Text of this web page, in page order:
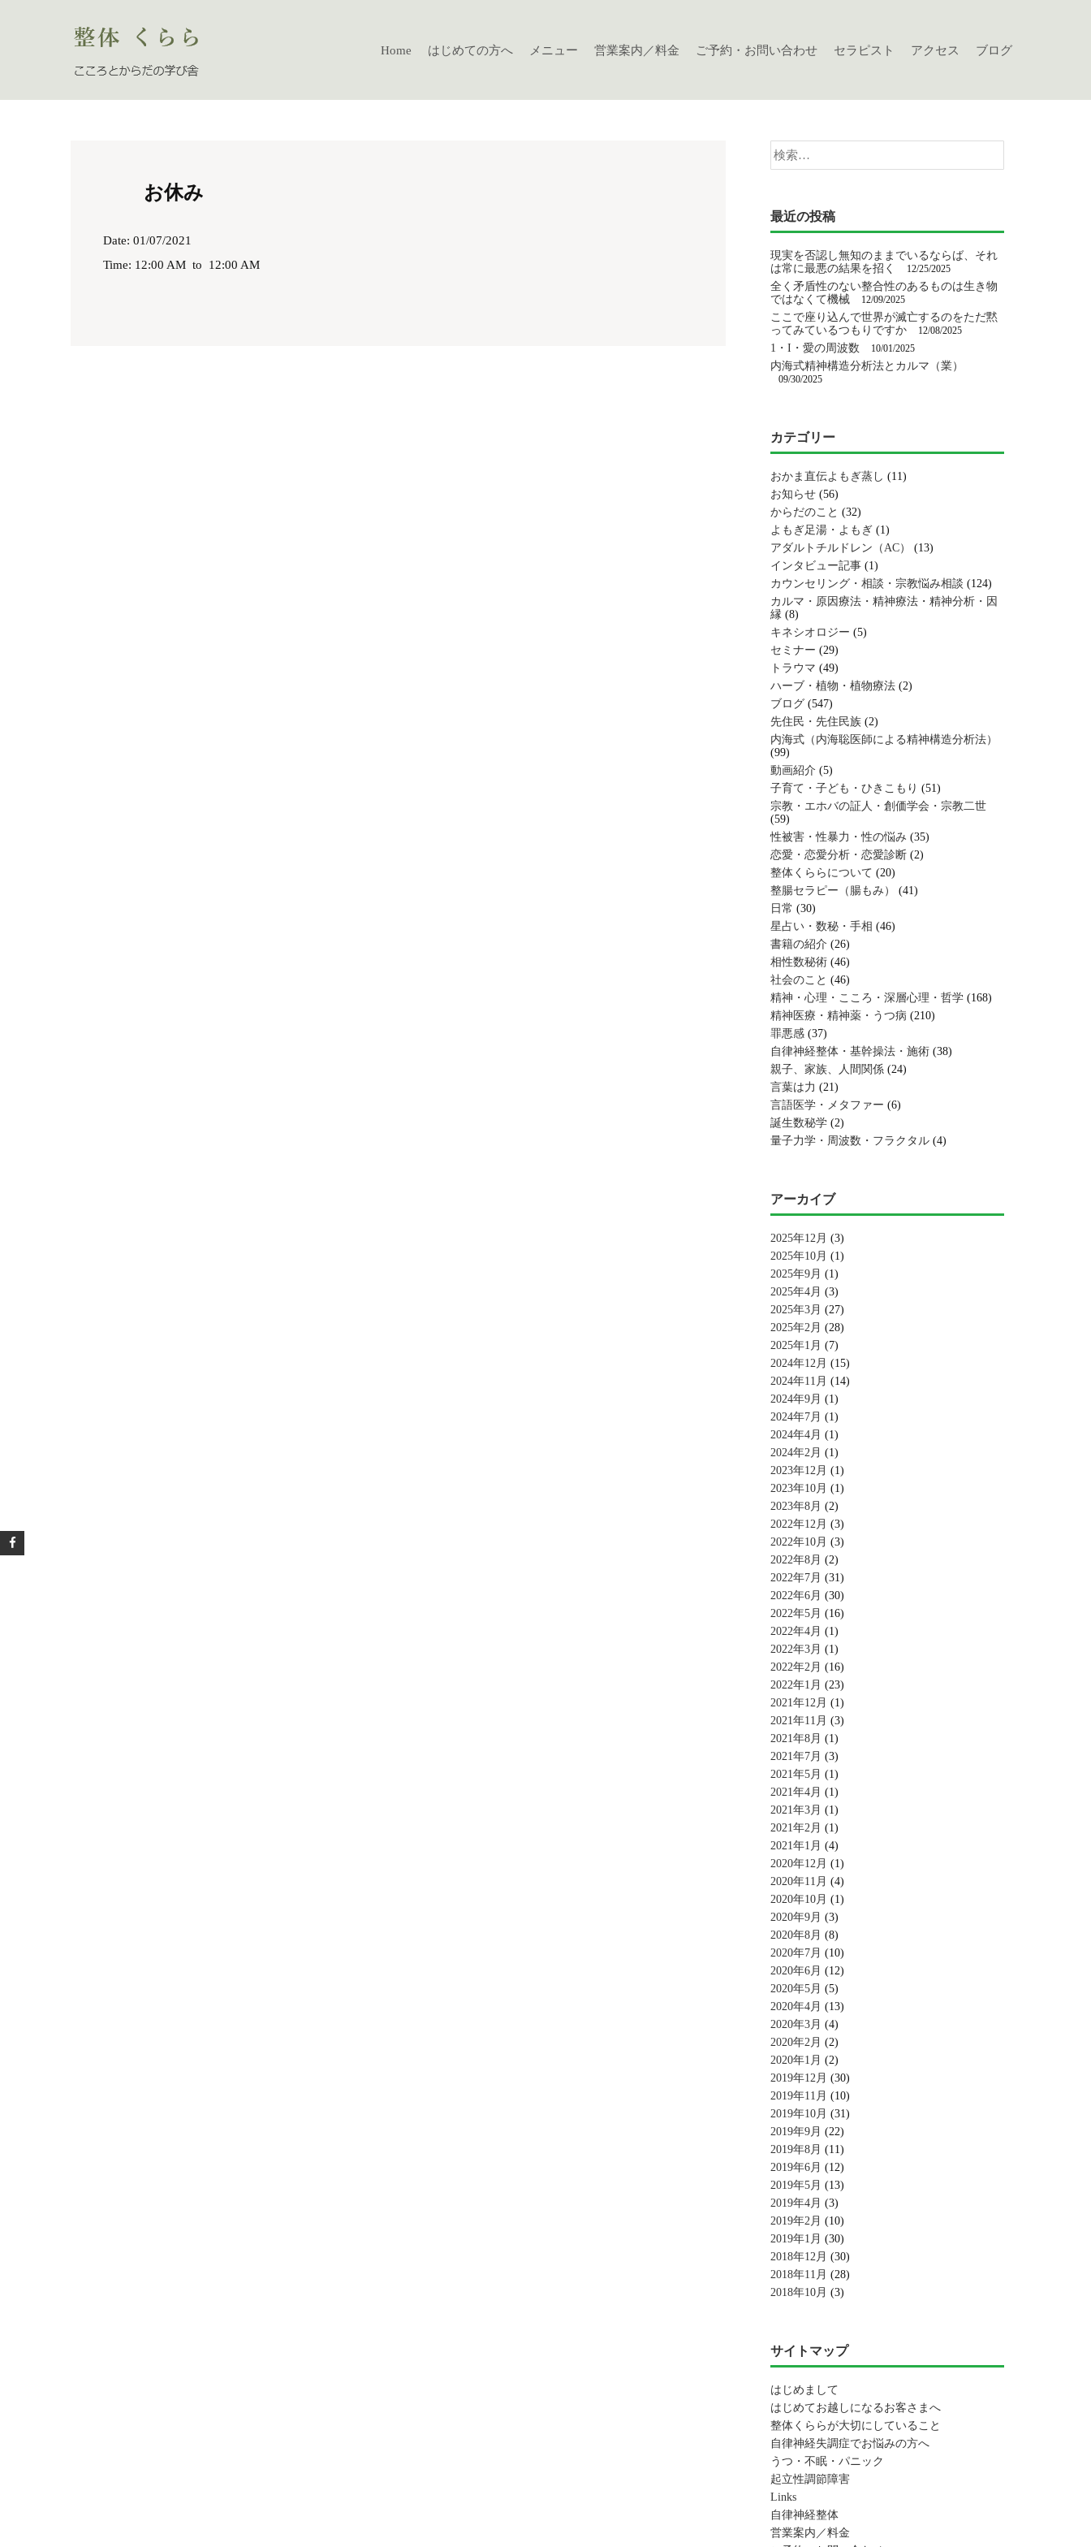
Home はじめての方へ メニュー 営業案内／料金 ご予約・お問い合わせ セラピスト アクセス ブログ
お休み
Date: 01/07/2021
Time: 12:00 AM to 12:00 AM
索:
最近の投稿
現実を否認し無知のままでいるならば、それ
は常に最悪の結果を招く
12/25/2025
全く矛盾性のない整合性のあるものは生き物
ではなくて機械
12/09/2025
ここで座り込んで世界が滅亡するのをただ黙
ってみているつもりですか
12/08/2025
1・I・愛の周波数 10/01/2025
内海式精神構造分析法とカルマ（業）
09/30/2025
カテゴリー
おかま直伝よもぎ蒸し (11)
お知らせ (56)
からだのこと (32)
よもぎ足湯・よもぎ (1)
アダルトチルドレン（AC）
(13)
インタビュー記事 (1)
カウンセリング・相談・宗教悩み相談 (124)
カルマ・原因療法・精神療法・精神分析・因
縁 (8)
キネシオロジー (5)
セミナー (29)
トラウマ (49)
ハーブ・植物・植物療法 (2)
ブログ (547)
先住民・先住民族 (2)
内海式（内海聡医師による精神構造分析法）
(99)
動画紹介 (5)
子育て・子ども・ひきこもり (51)
宗教・エホバの証人・創価学会・宗教二世
(59)
性被害・性暴力・性の悩み (35)
恋愛・恋愛分析・恋愛診断 (2)
整体くららについて (20)
整腸セラピー（腸もみ）
(41)
日常 (30)
星占い・数秘・手相 (46)
書籍の紹介 (26)
相性数秘術 (46)
社会のこと (46)
精神・心理・こころ・深層心理・哲学 (168)
精神医療・精神薬・うつ病 (210)
罪悪感 (37)
自律神経整体・基幹操法・施術 (38)
親子、家族、人間関係 (24)
言葉は力 (21)
言語医学・メタファー (6)
誕生数秘学 (2)
量子力学・周波数・フラクタル (4)
アーカイブ
2025年12月 (3)
2025年10月 (1)
2025年9月 (1)
2025年4月 (3)
2025年3月 (27)
2025年2月 (28)
2025年1月 (7)
2024年12月 (15)
2024年11月 (14)
2024年9月 (1)
2024年7月 (1)
2024年4月 (1)
2024年2月 (1)
2023年12月 (1)
2023年10月 (1)
2023年8月 (2)
2022年12月 (3)
2022年10月 (3)
2022年8月 (2)
2022年7月 (31)
2022年6月 (30)
2022年5月 (16)
2022年4月 (1)
2022年3月 (1)
2022年2月 (16)
2022年1月 (23)
2021年12月 (1)
2021年11月 (3)
2021年8月 (1)
2021年7月 (3)
2021年5月 (1)
2021年4月 (1)
2021年3月 (1)
2021年2月 (1)
2021年1月 (4)
2020年12月 (1)
2020年11月 (4)
2020年10月 (1)
2020年9月 (3)
2020年8月 (8)
2020年7月 (10)
2020年6月 (12)
2020年5月 (5)
2020年4月 (13)
2020年3月 (4)
2020年2月 (2)
2020年1月 (2)
2019年12月 (30)
2019年11月 (10)
2019年10月 (31)
2019年9月 (22)
2019年8月 (11)
2019年6月 (12)
2019年5月 (13)
2019年4月 (3)
2019年2月 (10)
2019年1月 (30)
2018年12月 (30)
2018年11月 (28)
2018年10月 (3)
サイトマップ
はじめまして
はじめてお越しになるお客さまへ
整体くららが大切にしていること
自律神経失調症でお悩みの方へ
うつ・不眠・パニック
起立性調節障害
Links
自律神経整体
営業案内／料金